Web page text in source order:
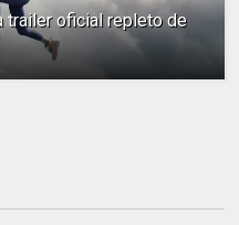
trailer oficial repleto de